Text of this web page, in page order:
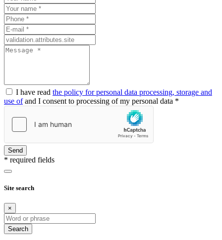
I have read the policy for personal data processing, storage and
use ofand I consent to processing of my personal data *
Send
* required fields
Site search
×
Search